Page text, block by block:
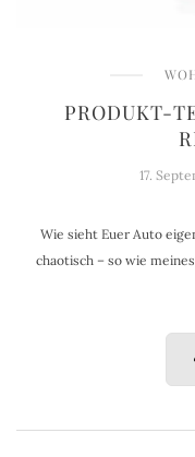
PRODUKT-
17.
Wie sieht Euer Auto
chaotisch – so wie